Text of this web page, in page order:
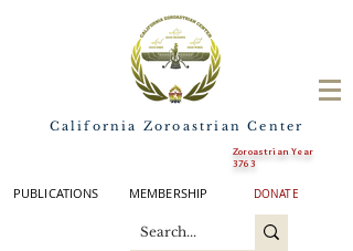
California Zoroastrian Center
Zoroastrian Year
3763
PUBLICATIONS MEMBERSHIP DONATE